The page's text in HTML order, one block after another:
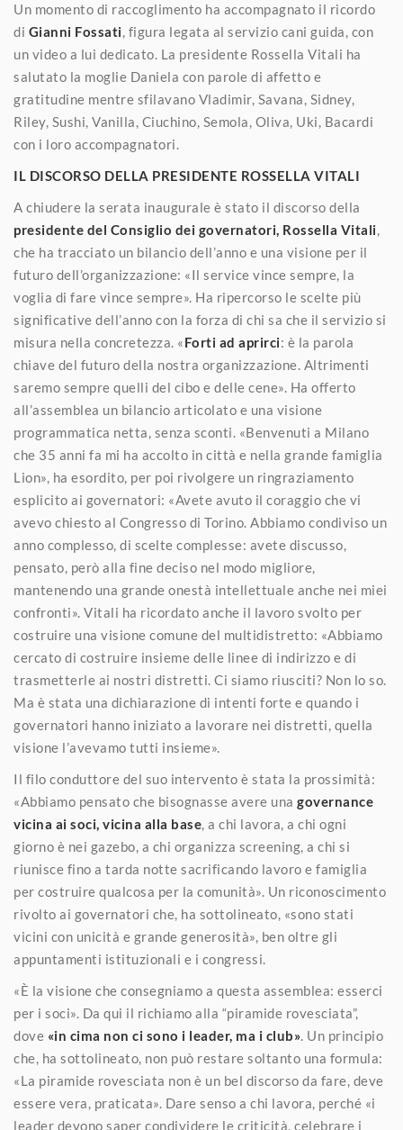
Un momento di raccoglimento ha accompagnato il ricordo
di Gianni Fossati, figura legata al servizio cani guida, con
un video a lui dedicato. La presidente Rossella Vitali ha
salutato la moglie Daniela con parole di affetto e
gratitudine mentre sfilavano Vladimir, Savana, Sidney,
Riley, Sushi, Vanilla, Ciuchino, Semola, Oliva, Uki, Bacardi
con i loro accompagnatori.
IL DISCORSO DELLA PRESIDENTE ROSSELLA VITALI
A chiudere la serata inaugurale è stato il discorso della
presidente del Consiglio dei governatori, Rossella Vitali,
che ha tracciato un bilancio dell’anno e una visione per il
futuro dell’organizzazione: «Il service vince sempre, la
voglia di fare vince sempre». Ha ripercorso le scelte più
significative dell’anno con la forza di chi sa che il servizio si
misura nella concretezza. «Forti ad aprirci: è la parola
chiave del futuro della nostra organizzazione. Altrimenti
saremo sempre quelli del cibo e delle cene». Ha offerto
all’assemblea un bilancio articolato e una visione
programmatica netta, senza sconti. «Benvenuti a Milano
che 35 anni fa mi ha accolto in città e nella grande famiglia
Lion», ha esordito, per poi rivolgere un ringraziamento
esplicito ai governatori: «Avete avuto il coraggio che vi
avevo chiesto al Congresso di Torino. Abbiamo condiviso un
anno complesso, di scelte complesse: avete discusso,
pensato, però alla fine deciso nel modo migliore,
mantenendo una grande onestà intellettuale anche nei miei
confronti». Vitali ha ricordato anche il lavoro svolto per
costruire una visione comune del multidistretto: «Abbiamo
cercato di costruire insieme delle linee di indirizzo e di
trasmetterle ai nostri distretti. Ci siamo riusciti? Non lo so.
Ma è stata una dichiarazione di intenti forte e quando i
governatori hanno iniziato a lavorare nei distretti, quella
visione l’avevamo tutti insieme».
Il filo conduttore del suo intervento è stata la prossimità:
«Abbiamo pensato che bisognasse avere una governance
vicina ai soci, vicina alla base, a chi lavora, a chi ogni
giorno è nei gazebo, a chi organizza screening, a chi si
riunisce fino a tarda notte sacrificando lavoro e famiglia
per costruire qualcosa per la comunità». Un riconoscimento
rivolto ai governatori che, ha sottolineato, «sono stati
vicini con unicità e grande generosità», ben oltre gli
appuntamenti istituzionali e i congressi.
«È la visione che consegniamo a questa assemblea: esserci
per i soci». Da qui il richiamo alla “piramide rovesciata”,
dove «in cima non ci sono i leader, ma i club». Un principio
che, ha sottolineato, non può restare soltanto una formula:
«La piramide rovesciata non è un bel discorso da fare, deve
essere vera, praticata». Dare senso a chi lavora, perché «i
leader devono saper condividere le criticità, celebrare i